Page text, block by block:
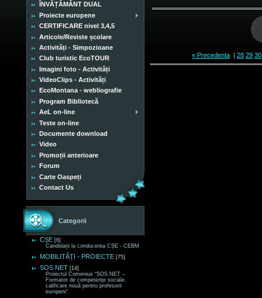
ÎNVĂȚĂMÂNT DUAL
Proiecte europene
CERTIFICARE nivel 3,4,5
Articole/Reviste școlare
Activități - Simpozioane
Club turistic EcoTOUR
Imagini foto - Activități
VideoClips - Activități
EcoMontana - webliografie
Program Bibliotecă
AeL on-line
Teste on-line
Documente download
Video
Promoții anterioare
Forum
Carte Oaspeți
Contact Us
Categorii
CȘE [6]
Candidații la conducerea CȘE - CEBM
MOBILITĂȚI - PROIECTE [75]
SOS NET [14]
Proiectul Comenius “SOS.NET –
Formator de competenţe sociale,
calificare nouă pentru profesorii
europeni“.
« Precedenta | 28 29 30